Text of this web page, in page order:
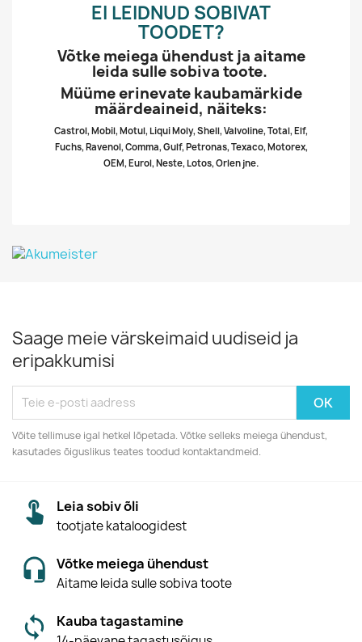
EI LEIDNUD SOBIVAT
TOODET?
Võtke meiega ühendust ja aitame
leida sulle sobiva toote.
Müüme erinevate kaubamärkide
määrdeaineid, näiteks:
Castrol, Mobil, Motul, Liqui Moly, Shell, Valvoline, Total, Elf,
Fuchs, Ravenol, Comma, Gulf, Petronas, Texaco, Motorex,
OEM, Eurol, Neste, Lotos, Orlen jne.
Saage meie värskeimaid uudiseid ja
eripakkumisi
Võite tellimuse igal hetkel lõpetada. Võtke selleks meiega ühendust,
kasutades õiguslikus teates toodud kontaktandmeid.
Leia sobiv õli
tootjate kataloogidest
Võtke meiega ühendust
Aitame leida sulle sobiva toote
Kauba tagastamine